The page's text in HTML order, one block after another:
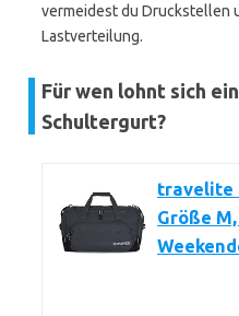
vermeidest du Druckstellen
Lastverteilung.
Für wen lohnt sich
Schultergurt?
travelite
Größe